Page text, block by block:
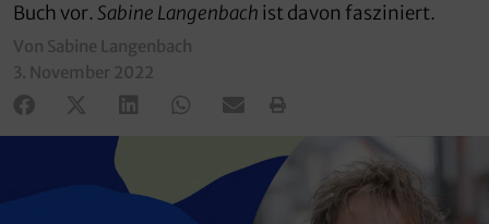
Buch vor. Sabine Langenbach ist davon fasziniert.
Von Sabine Langenbach
3. November 2022